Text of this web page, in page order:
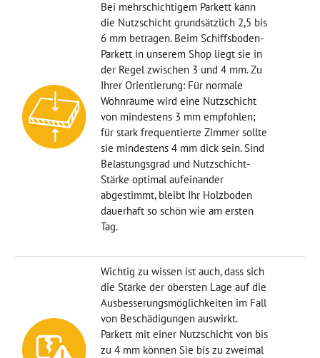
Bei mehrschichtigem Parkett kann
die Nutzschicht grundsätzlich 2,5 bis
6 mm betragen. Beim Schiffsboden-
Parkett in unserem Shop liegt sie in
der Regel zwischen 3 und 4 mm. Zu
Ihrer Orientierung: Für normale
Wohnräume wird eine Nutzschicht
von mindestens 3 mm empfohlen;
für stark frequentierte Zimmer sollte
sie mindestens 4 mm dick sein. Sind
Belastungsgrad und Nutzschicht-
Stärke optimal aufeinander
abgestimmt, bleibt Ihr Holzboden
dauerhaft so schön wie am ersten
Tag.
Wichtig zu wissen ist auch, dass sich
die Stärke der obersten Lage auf die
Ausbesserungsmöglichkeiten im Fall
von Beschädigungen auswirkt.
Parkett mit einer Nutzschicht von bis
zu 4 mm können Sie bis zu zweimal